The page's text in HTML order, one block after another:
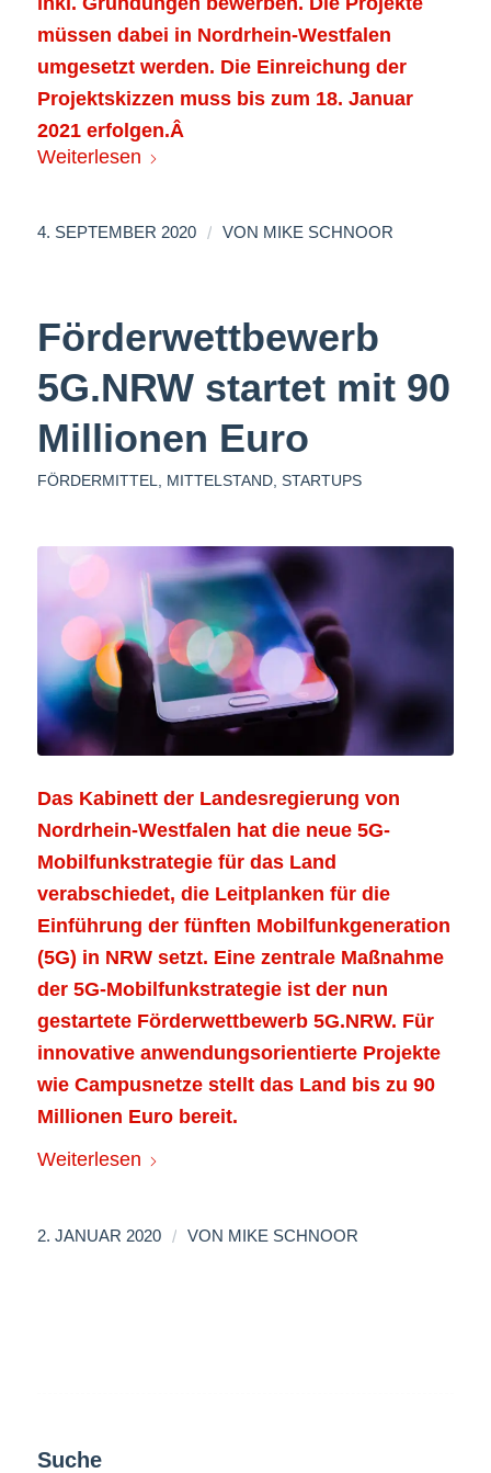
müssen dabei in Nordrhein-Westfalen
umgesetzt werden. Die Einreichung der
Projektskizzen muss bis zum 18. Januar
2021 erfolgen.Â
Weiterlesen
4. SEPTEMBER 2020 / VON MIKE SCHNOOR
Förderwettbewerb
5G.NRW startet mit 90
Millionen Euro
FÖRDERMITTEL, MITTELSTAND, STARTUPS
Das Kabinett der Landesregierung von
Nordrhein-Westfalen hat die neue 5G-
Mobilfunkstrategie für das Land
verabschiedet, die Leitplanken für die
Einführung der fünften Mobilfunkgeneration
(5G) in NRW setzt. Eine zentrale Maßnahme
der 5G-Mobilfunkstrategie ist der nun
gestartete Förderwettbewerb 5G.NRW. Für
innovative anwendungsorientierte Projekte
wie Campusnetze stellt das Land bis zu 90
Millionen Euro bereit.
Weiterlesen
2. JANUAR 2020 / VON MIKE SCHNOOR
Suche